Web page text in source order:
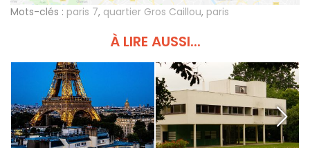
Mots-clés : paris 7, quartier Gros Caillou, paris
À LIRE AUSSI...